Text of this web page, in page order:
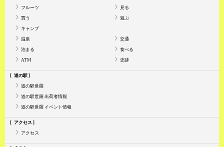
フルーツ 見る
買う 遊ぶ
キャンプ
温泉 交通
泊まる 食べる
ATM 史跡
道の駅
道の駅世羅
道の駅世羅 出荷者情報
道の駅世羅 イベント情報
アクセス
アクセス